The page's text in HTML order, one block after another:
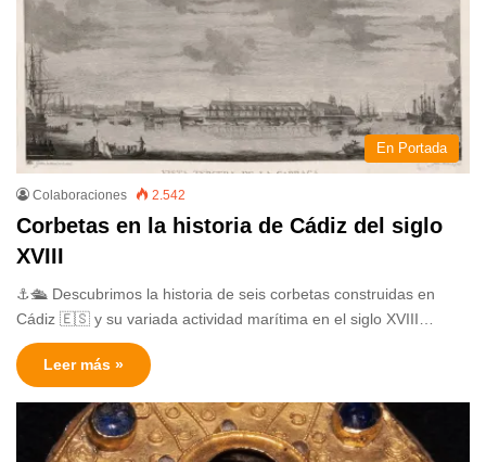
En Portada
Colaboraciones 2.542
Corbetas en la historia de Cádiz del siglo
XVIII
⚓️🛳️ Descubrimos la historia de seis corbetas construidas en
Cádiz 🇪🇸 y su variada actividad marítima en el siglo XVIII…
Leer más »